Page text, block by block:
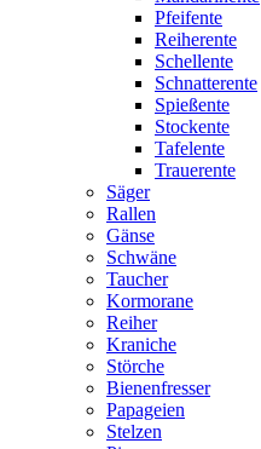
Pfeifente
Reiherente
Schellente
Schnatterente
Spießente
Stockente
Tafelente
Trauerente
Säger
Rallen
Gänse
Schwäne
Taucher
Kormorane
Reiher
Kraniche
Störche
Bienenfresser
Papageien
Stelzen